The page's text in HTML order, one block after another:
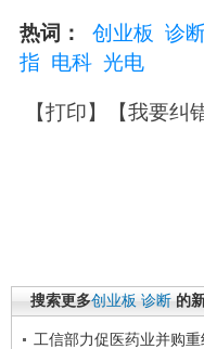
热词： 创业板 诊
指 电科 光电
【打印】【我要纠
搜索更多创业板 诊断 的
工信部力促医药业并购